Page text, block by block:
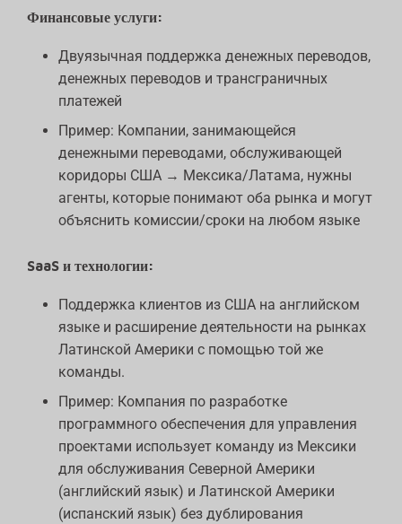
Финансовые услуги:
Двуязычная поддержка денежных переводов,
денежных переводов и трансграничных
платежей
Пример: Компании, занимающейся
денежными переводами, обслуживающей
коридоры США → Мексика/Латама, нужны
агенты, которые понимают оба рынка и могут
объяснить комиссии/сроки на любом языке
SaaS и технологии:
Поддержка клиентов из США на английском
языке и расширение деятельности на рынках
Латинской Америки с помощью той же
команды.
Пример: Компания по разработке
программного обеспечения для управления
проектами использует команду из Мексики
для обслуживания Северной Америки
(английский язык) и Латинской Америки
(испанский язык) без дублирования